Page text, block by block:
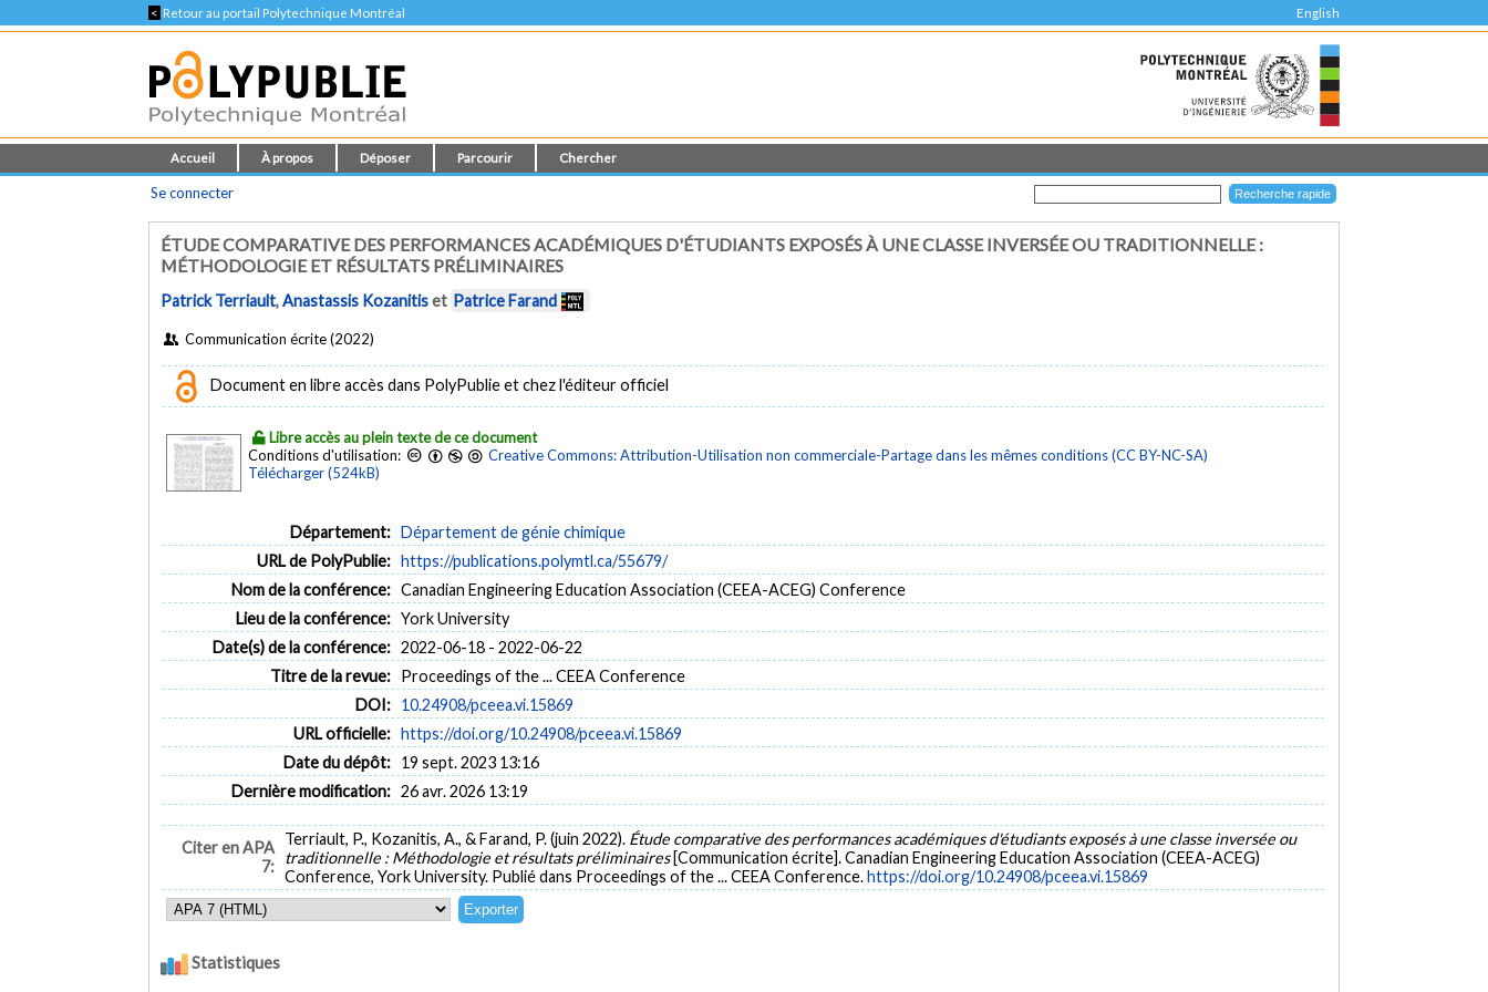
< Retour au portail Polytechnique Montréal English
Accueil À propos Déposer Parcourir Chercher
Se connecter
ÉTUDE COMPARATIVE DES PERFORMANCES ACADÉMIQUES D'ÉTUDIANTS EXPOSÉS À UNE CLASSE INVERSÉE OU TRADITIONNELLE :
MÉTHODOLOGIE ET RÉSULTATS PRÉLIMINAIRES
Patrick Terriault,Anastassis Kozanitiset Patrice Farand
Communication écrite (2022)
Document en libre accès dans PolyPublie et chez l'éditeur officiel
Libre accès au plein texte de ce document
Conditions d'utilisation:
Creative Commons: Attribution-Utilisation non commerciale-Partage dans les mêmes conditions (CC BY-NC-SA)
Télécharger (524kB)
Département: Département de génie chimique
URL de PolyPublie: https://publications.polymtl.ca/55679/
Nom de la conférence: Canadian Engineering Education Association (CEEA-ACEG) Conference
Lieu de la conférence: York University
Date(s) de la conférence: 2022-06-18 - 2022-06-22
Titre de la revue: Proceedings of the ... CEEA Conference
DOI: 10.24908/pceea.vi.15869
URL officielle: https://doi.org/10.24908/pceea.vi.15869
Date du dépôt: 19 sept. 2023 13:16
Dernière modification: 26 avr. 2026 13:19
Citer en APA
7:
Terriault, P., Kozanitis, A., & Farand, P. (juin 2022). Étude comparative des performances académiques d'étudiants exposés à une classe inversée ou
traditionnelle : Méthodologie et résultats préliminaires [Communication écrite]. Canadian Engineering Education Association (CEEA-ACEG)
Conference, York University. Publié dans Proceedings of the ... CEEA Conference.https://doi.org/10.24908/pceea.vi.15869
Statistiques